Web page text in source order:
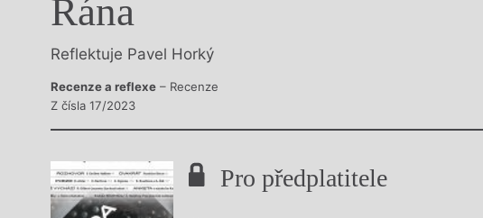
Výroční cenyRána
Reflektuje Pavel Horký
Recenze a reflexe – Recenze
Z čísla 17/2023
Pro předplatitele